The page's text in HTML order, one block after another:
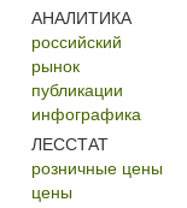
АНАЛИТИКА
российский
рынок
публикации
инфографика
ЛЕССТАТ
розничные цены
цены